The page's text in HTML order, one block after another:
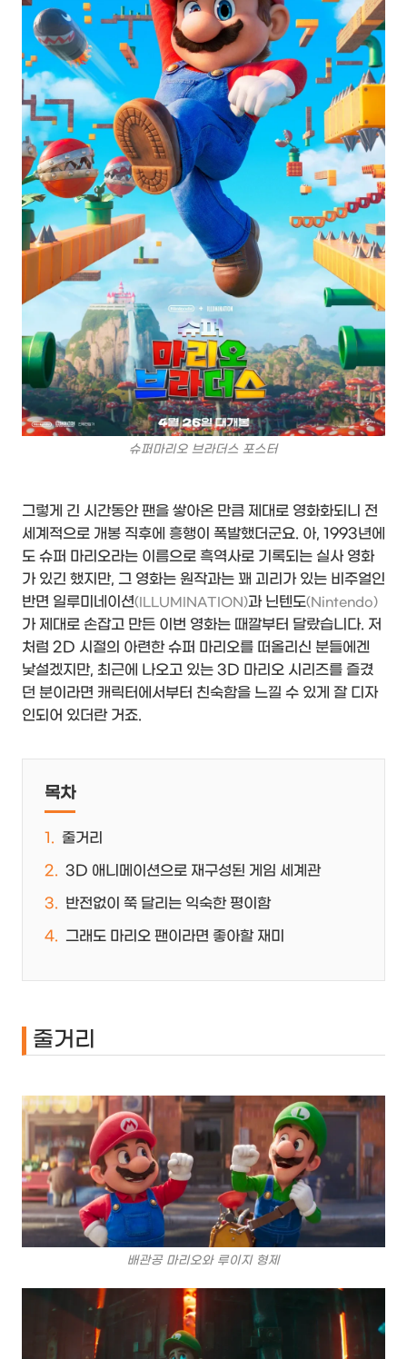
슈퍼마리오 브라더스 포스터
그렇게 긴 시간동안 팬을 쌓아온 만큼 제대로 영화화되니 전
세계적으로 개봉 직후에 흥행이 폭발했더군요. 아, 1993년에
도 슈퍼 마리오라는 이름으로 흑역사로 기록되는 실사 영화
가 있긴 했지만, 그 영화는 원작과는 꽤 괴리가 있는 비주얼인
반면 일루미네이션(ILLUMINATION)과 닌텐도(Nintendo)
가 제대로 손잡고 만든 이번 영화는 때깔부터 달랐습니다. 저
처럼 2D 시절의 아련한 슈퍼 마리오를 떠올리신 분들에겐
낯설겠지만, 최근에 나오고 있는 3D 마리오 시리즈를 즐겼
던 분이라면 캐릭터에서부터 친숙함을 느낄 수 있게 잘 디자
인되어 있더란 거죠.
목차
줄거리
3D 애니메이션으로 재구성된 게임 세계관
반전없이 쭉 달리는 익숙한 평이함
그래도 마리오 팬이라면 좋아할 재미
줄거리
배관공 마리오와 루이지 형제